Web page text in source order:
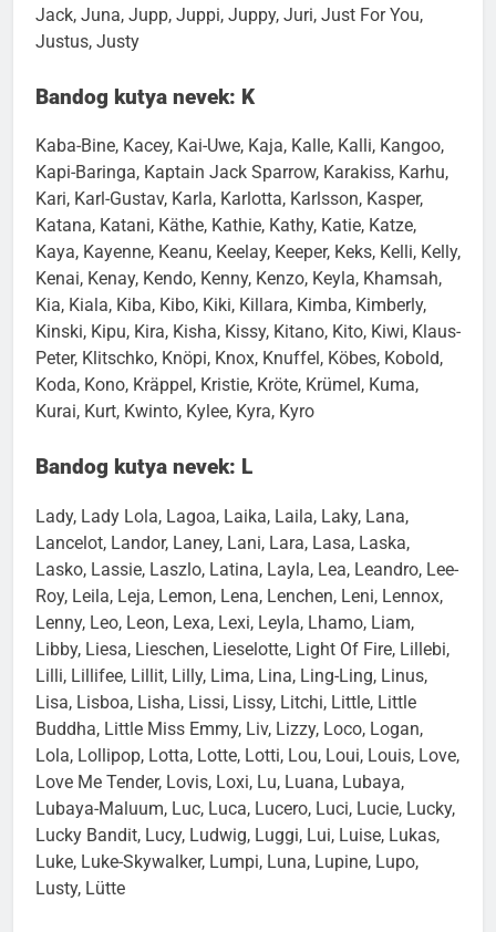
Jack, Juna, Jupp, Juppi, Juppy, Juri, Just For You,
Justus, Justy
Bandog kutya nevek: K
Kaba-Bine, Kacey, Kai-Uwe, Kaja, Kalle, Kalli, Kangoo,
Kapi-Baringa, Kaptain Jack Sparrow, Karakiss, Karhu,
Kari, Karl-Gustav, Karla, Karlotta, Karlsson, Kasper,
Katana, Katani, Käthe, Kathie, Kathy, Katie, Katze,
Kaya, Kayenne, Keanu, Keelay, Keeper, Keks, Kelli, Kelly,
Kenai, Kenay, Kendo, Kenny, Kenzo, Keyla, Khamsah,
Kia, Kiala, Kiba, Kibo, Kiki, Killara, Kimba, Kimberly,
Kinski, Kipu, Kira, Kisha, Kissy, Kitano, Kito, Kiwi, Klaus-
Peter, Klitschko, Knöpi, Knox, Knuffel, Köbes, Kobold,
Koda, Kono, Kräppel, Kristie, Kröte, Krümel, Kuma,
Kurai, Kurt, Kwinto, Kylee, Kyra, Kyro
Bandog kutya nevek: L
Lady, Lady Lola, Lagoa, Laika, Laila, Laky, Lana,
Lancelot, Landor, Laney, Lani, Lara, Lasa, Laska,
Lasko, Lassie, Laszlo, Latina, Layla, Lea, Leandro, Lee-
Roy, Leila, Leja, Lemon, Lena, Lenchen, Leni, Lennox,
Lenny, Leo, Leon, Lexa, Lexi, Leyla, Lhamo, Liam,
Libby, Liesa, Lieschen, Lieselotte, Light Of Fire, Lillebi,
Lilli, Lillifee, Lillit, Lilly, Lima, Lina, Ling-Ling, Linus,
Lisa, Lisboa, Lisha, Lissi, Lissy, Litchi, Little, Little
Buddha, Little Miss Emmy, Liv, Lizzy, Loco, Logan,
Lola, Lollipop, Lotta, Lotte, Lotti, Lou, Loui, Louis, Love,
Love Me Tender, Lovis, Loxi, Lu, Luana, Lubaya,
Lubaya-Maluum, Luc, Luca, Lucero, Luci, Lucie, Lucky,
Lucky Bandit, Lucy, Ludwig, Luggi, Lui, Luise, Lukas,
Luke, Luke-Skywalker, Lumpi, Luna, Lupine, Lupo,
Lusty, Lütte